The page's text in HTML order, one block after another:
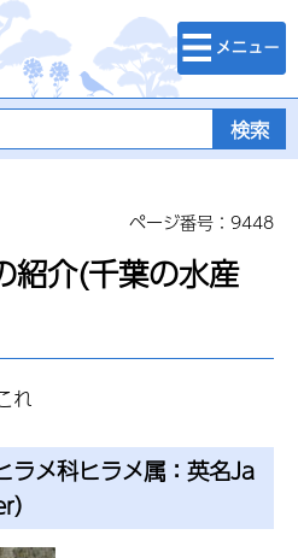
検索・メニュ
ー
ページ番号：9448
紹介(千葉の水産
れ
ラメ科ヒラメ属：英名Ja